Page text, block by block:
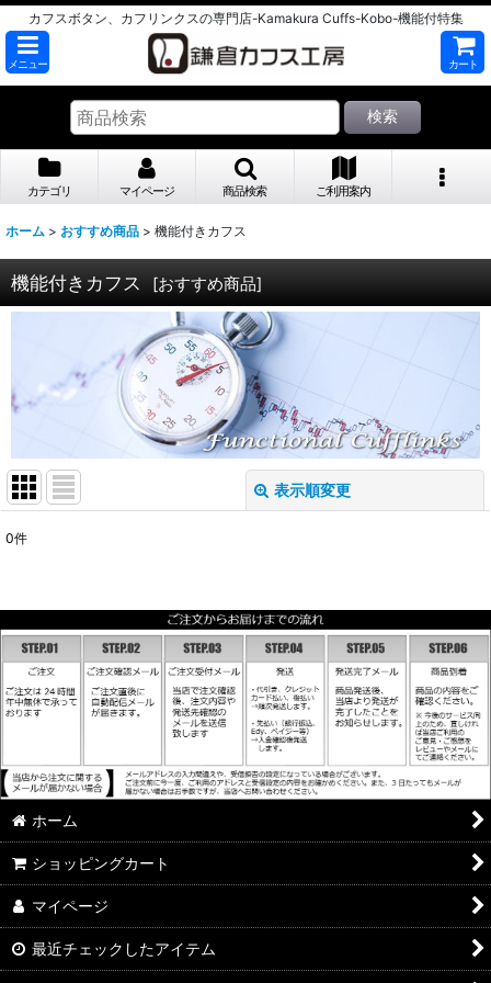
カフスボタン、カフリンクスの専門店-Kamakura Cuffs-Kobo-機能付特集
メニュー カート
検索
カテゴリ マイページ 商品検索 ご利用案内
ホーム > おすすめ商品 > 機能付きカフス
機能付きカフス [おすすめ商品]
表示順変更
並び順:
絞り込む
0件
ホーム
ショッピングカート
マイページ
最近チェックしたアイテム